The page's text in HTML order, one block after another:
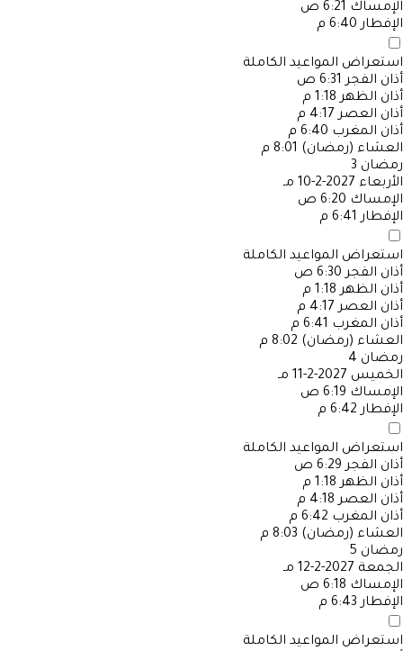
الإمساك 6:21 ص
الإفطار 6:40 م
استعراض المواعيد الكاملة
أذان الفجر 6:31 ص
أذان الظهر 1:18 م
أذان العصر 4:17 م
أذان المغرب 6:40 م
العشاء (رمضان) 8:01 م
رمضان 3
الأربعاء 2027-2-10 مـ
الإمساك 6:20 ص
الإفطار 6:41 م
استعراض المواعيد الكاملة
أذان الفجر 6:30 ص
أذان الظهر 1:18 م
أذان العصر 4:17 م
أذان المغرب 6:41 م
العشاء (رمضان) 8:02 م
رمضان 4
الخميس 2027-2-11 مـ
الإمساك 6:19 ص
الإفطار 6:42 م
استعراض المواعيد الكاملة
أذان الفجر 6:29 ص
أذان الظهر 1:18 م
أذان العصر 4:18 م
أذان المغرب 6:42 م
العشاء (رمضان) 8:03 م
رمضان 5
الجمعة 2027-2-12 مـ
الإمساك 6:18 ص
الإفطار 6:43 م
استعراض المواعيد الكاملة